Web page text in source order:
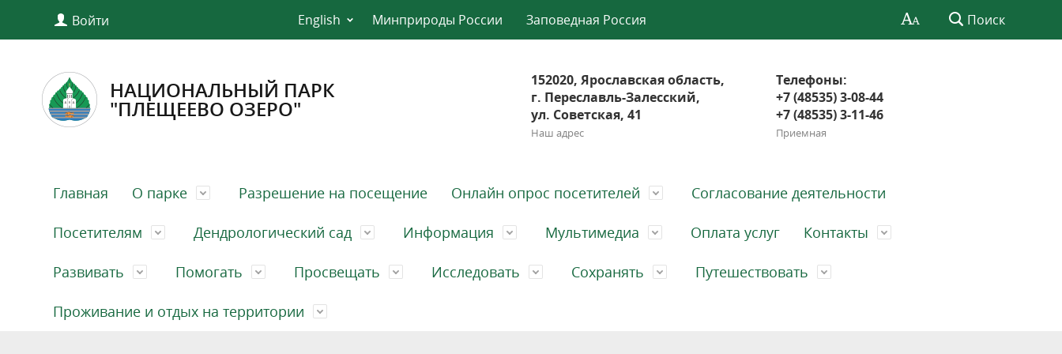
Войти English Минприроды России Заповедная Россия Поиск
НАЦИОНАЛЬНЫЙ ПАРК
"ПЛЕЩЕЕВО ОЗЕРО"
152020, Ярославская область,
г. Переславль-Залесский,
ул. Советская, 41
Наш адрес
Телефоны:
+7 (48535) 3-08-44
+7 (48535) 3-11-46
Приемная
Главная О парке Разрешение на посещение Онлайн опрос посетителей Согласование деятельности
Посетителям Дендрологический сад Информация Мультимедиа Оплата услуг Контакты
Развивать Помогать Просвещать Исследовать Сохранять Путешествовать
Проживание и отдых на территории